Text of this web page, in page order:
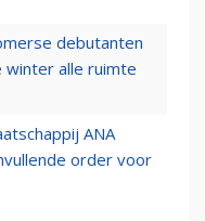
debutanten
winter alle ruimte
ANA
order voor